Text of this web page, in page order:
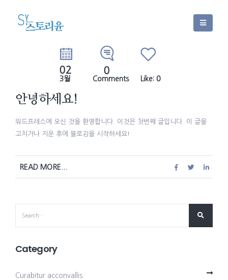
02
3월
0
Comments Like: 0
안녕하세요!
워드프레스에 오신 것을 환영합니다. 이것은 첫번째 글입니다. 이 글을
고치거나 지운 후에 블로깅을 시작하세요!
READ MORE...
Category
Curabitur acconvallis